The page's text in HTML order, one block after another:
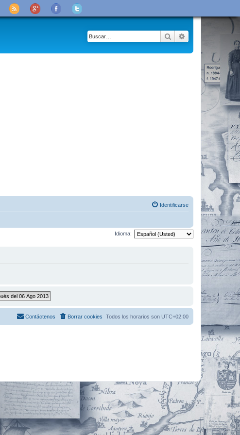
Buscar Búsqueda
Identificarse
Idioma:
Todos los horarios son UTC+02:00
Borrar cookies
Contáctenos